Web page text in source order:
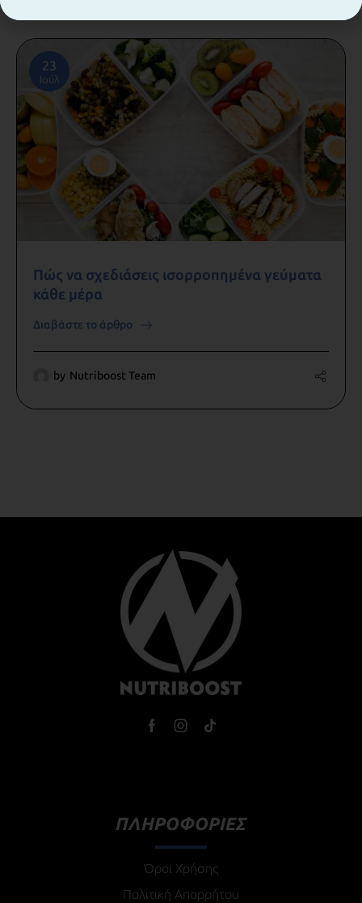
23
Ιούλ
Πώς να σχεδιάσεις ισορροπημένα γεύματα
κάθε μέρα
Διαβάστε το άρθρο
by Nutriboost Team
ΠΛΗΡΟΦΟΡΙΕΣ
Όροι Χρήσης
Πολιτική Απορρήτου